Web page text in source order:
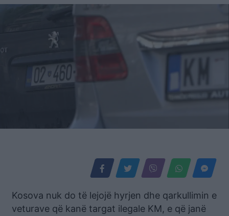
Kosova nuk do të lejojë hyrjen dhe qarkullimin e
veturave që kanë targat ilegale KM, e që janë